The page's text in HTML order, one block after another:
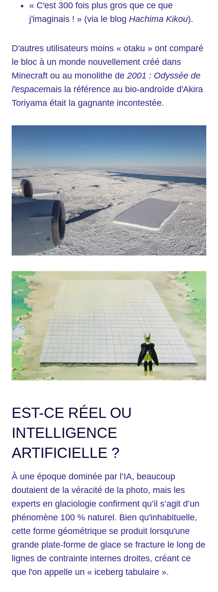
« C'est 300 fois plus gros que ce que
j'imaginais ! » (via le blog Hachima Kikou).
D'autres utilisateurs moins « otaku » ont comparé
le bloc à un monde nouvellement créé dans
Minecraft ou au monolithe de 2001 : Odyssée de
l'espacemais la référence au bio-androïde d'Akira
Toriyama était la gagnante incontestée.
EST-CE RÉEL OU
INTELLIGENCE
ARTIFICIELLE ?
À une époque dominée par l’IA, beaucoup
doutaient de la véracité de la photo, mais les
experts en glaciologie confirment qu’il s’agit d’un
phénomène 100 % naturel. Bien qu'inhabituelle,
cette forme géométrique se produit lorsqu'une
grande plate-forme de glace se fracture le long de
lignes de contrainte internes droites, créant ce
que l'on appelle un « iceberg tabulaire ».